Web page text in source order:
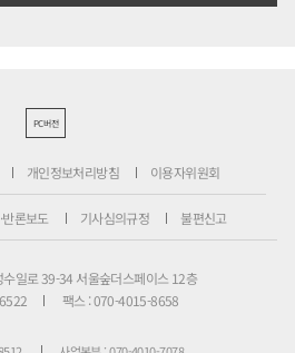
PC버전
개인정보처리방침 이용자위원회
반론보도 기사심의규정 불편신고
수일로 39-34 서울숲더스페이스 12층
팩스 : 070-4015-8658